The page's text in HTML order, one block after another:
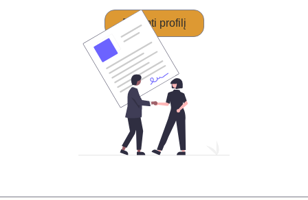
Perimti profilį